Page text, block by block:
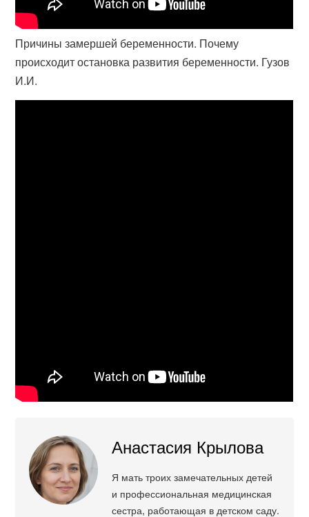
Причины замершей беременности. Почему
происходит остановка развития беременности. Гузов
И.И.
Анастасия Крылова
Я мать троих замечательных детей
и профессиональная медицинская
сестра, работающая в детском саду.